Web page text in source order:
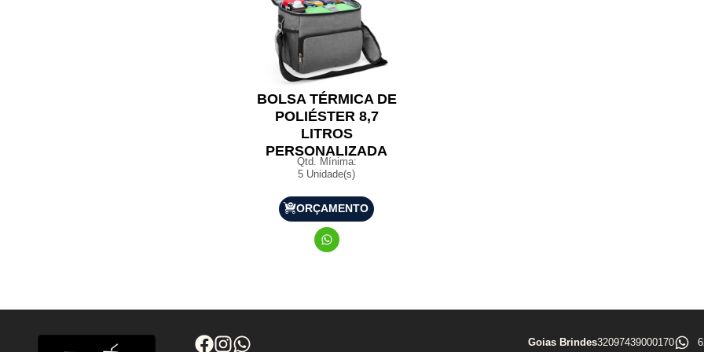
BOLSA TÉRMICA DE
POLIÉSTER 8,7
LITROS
PERSONALIZADA
Qtd. Mínima:
5 Unidade(s)
ORÇAMENTO
Goias Brindes32097439000170